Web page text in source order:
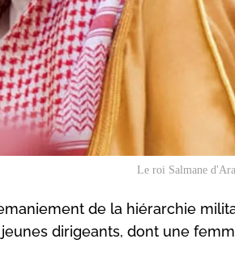
Le roi Salmane
de la hiérarchie
dirigeants, dont une